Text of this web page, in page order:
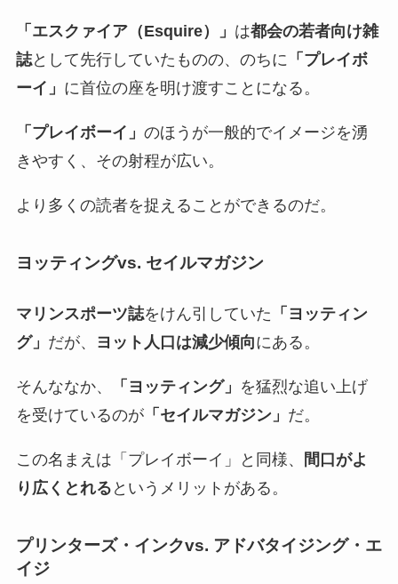
「エスクァイア（Esquire）」 は都会の若者向け雑
誌として先行していたものの、のちに 「プレイボ
ーイ」 に首位の座を明け渡すことになる。
「プレイボーイ」 のほうが一般的でイメージを湧
きやすく、その射程が広い。
より多くの読者を捉えることができるのだ。
ヨッティングvs. セイルマガジン
マリンスポーツ誌をけん引していた 「ヨッティン
グ」 だが、 ヨット人口は減少傾向にある。
そんななか、 「ヨッティング」 を猛烈な追い上げ
を受けているのが「セイルマガジン」 だ。
この名まえは「プレイボーイ」と同様、
間口がよ
り広くとれる というメリットがある。
プリンターズ・インクvs. アドバタイジング・エ
イジ